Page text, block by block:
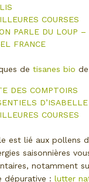
COURSES
PARLE DU LOUP –
FRANCE
de tisanes bio
DES COMPTOIRS
D’ISABELLE
COURSES
est lié aux pollens
saisonnières
notamment
dépurative : lutter